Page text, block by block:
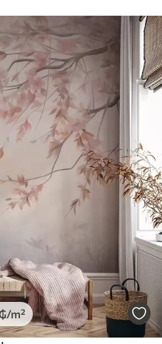
/m²